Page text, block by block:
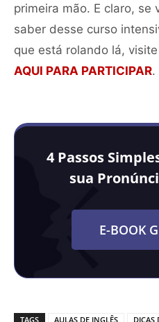
primeira mão. E claro, se
saber desse curso
que está rolando lá,
AQUI PARA PARTICIPAR.
4 Passos
sua
E-BOOK
TAGS AULAS DE INGLÊS DICAS